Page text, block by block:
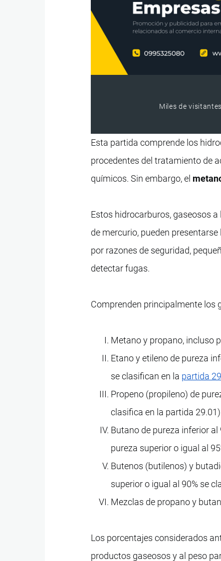
Miles de
Esta partida comprende los
procedentes del tratamiento de
químicos. Sin embargo, el
Estos hidrocarburos, gaseosos
de mercurio, pueden
por razones de seguridad,
detectar fugas.
Comprenden principalmente los
Metano y propano, incluso
Etano y etileno de pureza
se clasifican en la partida
Propeno (propileno) de
clasifica en la partida
Butano de pureza inferior
pureza superior o igual al
Butenos (butilenos) y
superior o igual al 90% se
Mezclas de propano y
Los porcentajes considerados
productos gaseosos y al peso